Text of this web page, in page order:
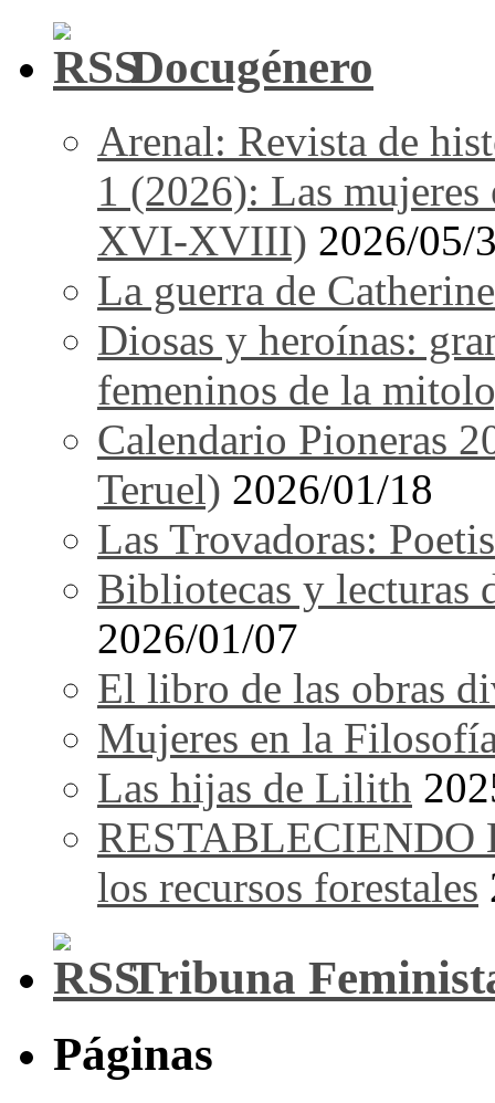
Docugénero
Arenal: Revista de
1 (2026): Las
XVI-XVIII) 2026/05/
La guerra de Catherine
Diosas y heroínas:
femeninos de la
Calendario Pioneras
Teruel) 2026/01/18
Las Trovadoras:
Bibliotecas y lecturas
2026/01/07
El libro de las obras
Mujeres en la
Las hijas de Lilith
RESTABLECIENDO
los recursos forestales
Tribuna
Páginas